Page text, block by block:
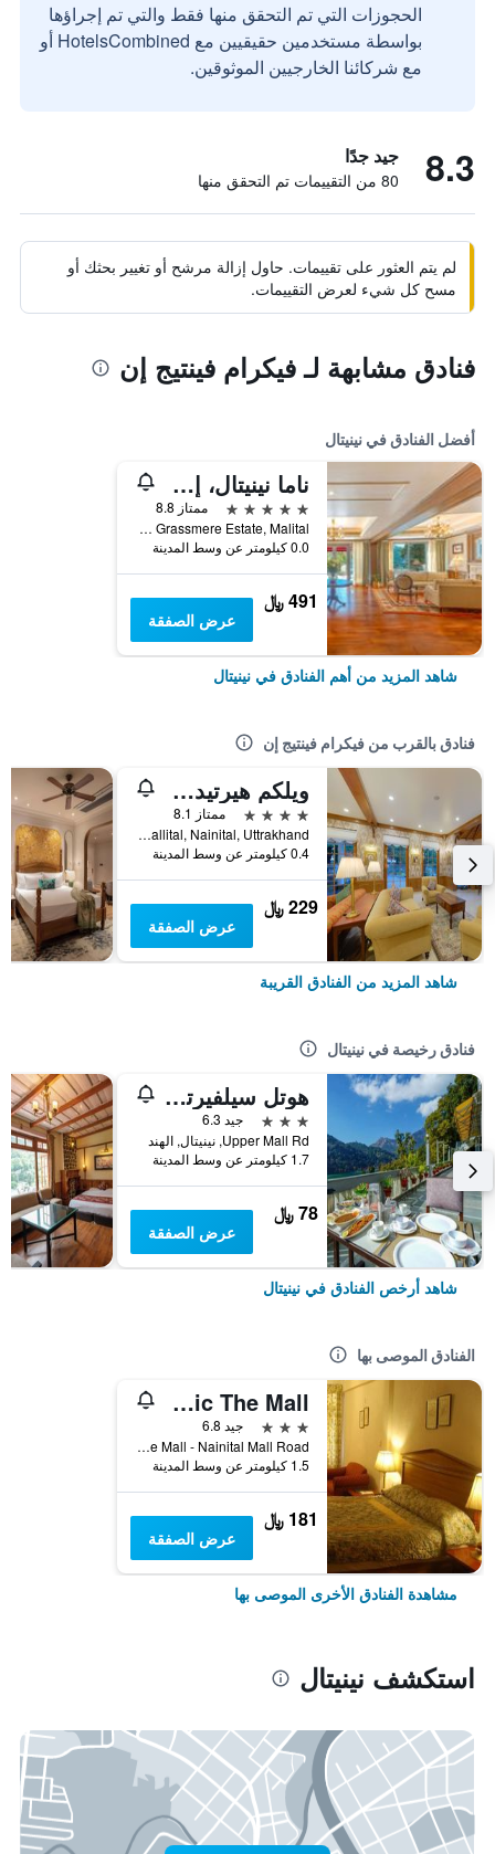
الحجوزات التي تم التحقق منها فقط والتي تم إجراؤها
بواسطة مستخدمين حقيقيين مع HotelsCombined أو
مع شركائنا الخارجيين الموثوقين.
8.3 جيد جدًا
80 من التقييمات تم التحقق منها
لم يتم العثور على تقييمات. حاول إزالة مرشح أو تغيير بحثك أو
مسح كل شيء لعرض التقييمات.
فنادق مشابهة لـ فيكرام فينتيج إن
أفضل الفنادق في نينيتال
ناما نينيتال، إميمبر أوف راديسون إنديفيدوالز ريتريتس
5 نجوم
ممتاز 8.8
The Grassmere Estate, Malital, نينيتال, الهند
0.0 كيلومتر عن وسط المدينة
491 ﷼
عرض الصفقة
شاهد المزيد من أهم الفنادق في نينيتال
فنادق بالقرب من فيكرام فينتيج إن
ويلكم هيرتيدج أشدايل
4 نجوم
ممتاز 8.1
Court Road, Near High Court Gate No. 1, Mallital, Nainital, Uttrakhand, نينيتال, الهند
0.4 كيلومتر عن وسط المدينة
229 ﷼
عرض الصفقة
شاهد المزيد من الفنادق القريبة
فنادق رخيصة في نينيتال
هوتل سيلفيرتون (180 ليك فيو
3 نجوم
جيد 6.3
Upper Mall Rd, نينيتال, الهند
1.7 كيلومتر عن وسط المدينة
78 ﷼
عرض الصفقة
شاهد أرخص الفنادق في نينيتال
الفنادق الموصى بها
Classic The Mall
3 نجوم
جيد 6.8
Classic The Mall - Nainital Mall Road, نينيتال, الهند
1.5 كيلومتر عن وسط المدينة
181 ﷼
عرض الصفقة
مشاهدة الفنادق الأخرى الموصى بها
استكشف نينيتال